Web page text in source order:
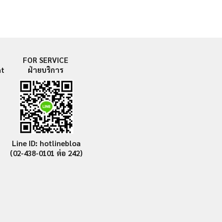
FOR SERVICE
ฝ่ายบริการ
Line ID: hotlinebloa
(02-438-0101 ต่อ 242)